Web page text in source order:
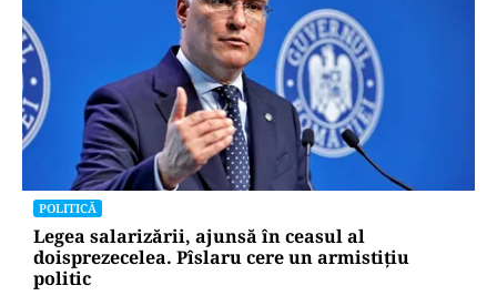
POLITICĂ
Legea salarizării, ajunsă în ceasul al
doisprezecelea. Pîslaru cere un armistițiu
politic